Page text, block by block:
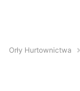
Orły Hurtownictwa